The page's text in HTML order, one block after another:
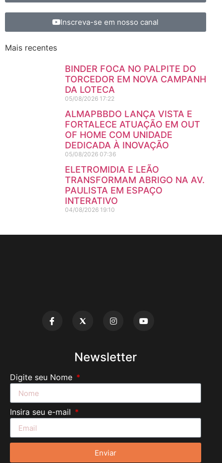
Inscreva-se em nosso canal
Mais recentes
BINDER FOCA NO PALPITE DO
TORCEDOR EM NOVA CAMPANHA
DA LOTECA
05/08/2026 17:22
ALMAPBBDO LANÇA VISTA E
FORTALECE ATUAÇÃO EM OUT
OF HOME COM UNIDADE
DEDICADA À INOVAÇÃO
05/08/2026 07:36
ELETROMIDIA E LEÃO
TRANSFORMAM ABRIGO NA AV.
PAULISTA EM ESPAÇO
INTERATIVO
04/08/2026 19:10
Newsletter
Digite seu Nome
Insira seu e-mail
Enviar